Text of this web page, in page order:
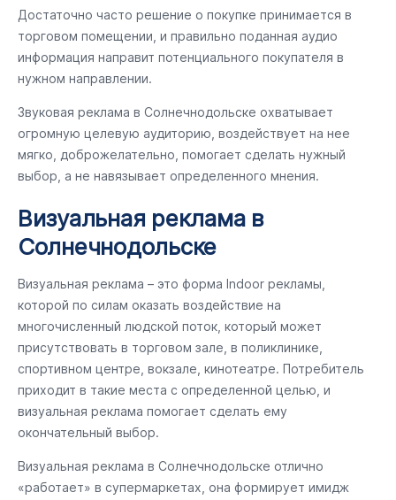
Достаточно часто решение о покупке принимается в
торговом помещении, и правильно поданная аудио
информация направит потенциального покупателя в
нужном направлении.
Звуковая реклама в Солнечнодольске охватывает
огромную целевую аудиторию, воздействует на нее
мягко, доброжелательно, помогает сделать нужный
выбор, а не навязывает определенного мнения.
Визуальная реклама в
Солнечнодольске
Визуальная реклама – это форма Indoor рекламы,
которой по силам оказать воздействие на
многочисленный людской поток, который может
присутствовать в торговом зале, в поликлинике,
спортивном центре, вокзале, кинотеатре. Потребитель
приходит в такие места с определенной целью, и
визуальная реклама помогает сделать ему
окончательный выбор.
Визуальная реклама в Солнечнодольске отлично
«работает» в супермаркетах, она формирует имидж